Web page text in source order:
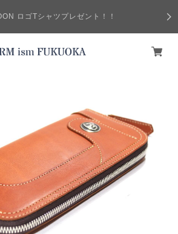
ロゴTシャツプレゼント！！